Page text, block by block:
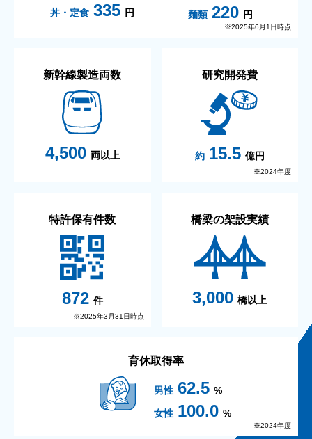
丼・定食 335 円 麺類 220 円
※2025年6月1日時点
新幹線製造両数
4,500 両以上
研究開発費
約 15.5 億円
※2024年度
特許保有件数
872 件
※2025年3月31日時点
橋梁の架設実績
3,000 橋以上
育休取得率
男性 62.5 %
女性 100.0 %
※2024年度